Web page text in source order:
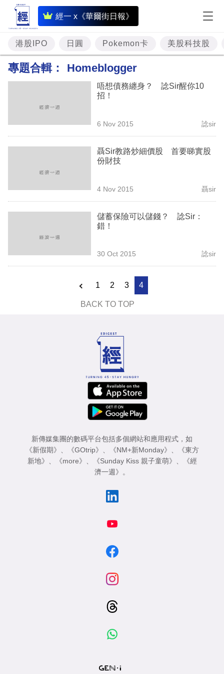
經一 x《華爾街日報》
即
時
財
經
資
樓
技
閱
港股IPO 日圓 Pokemon卡 美股科技股
專題合輯： Homeblogger
唔想債務纏身？ 諗Sir醒你10
招！
6 Nov 2015 諗sir
聶Sir教路炒細價股 首要睇實股
份財技
4 Nov 2015 聶sir
儲蓄保險可以儲錢？ 諗Sir：
錯！
30 Oct 2015 諗sir
1 2 3 4
BACK TO TOP
新傳媒集團的數碼平台包括多個網站和應用程式，如
《新假期》 、 《GOtrip》 、 《NM+新Monday》 、
《東方
新地》 、 《more》 、 《Sunday Kiss 親子童萌》 、
《經
濟一週》 。